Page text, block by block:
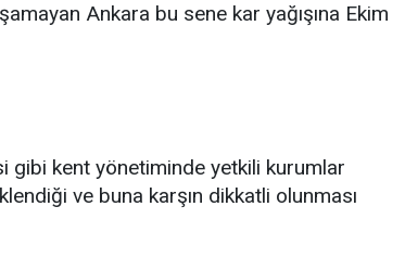
Ankara bu sene kar yağışına Ekim
gibi kent yönetiminde yetkili kurumlar
ve buna karşın dikkatli olunması